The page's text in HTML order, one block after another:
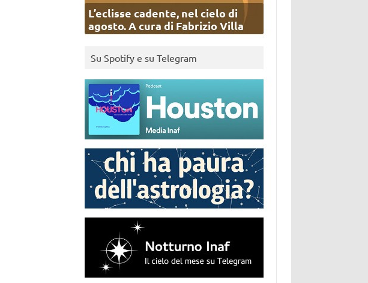
L’eclisse cadente, nel cielo di
agosto. A cura di Fabrizio Villa
Su Spotify e su Telegram